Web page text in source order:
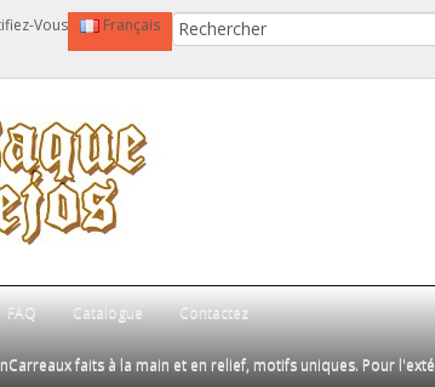
Vous Français
FAQ Catalogue Contactez
Carreaux faits à la main et en relief, motifs uniques. Pour